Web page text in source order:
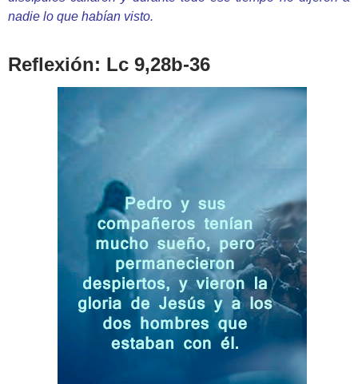
nadie lo que habían visto.
Reflexión: Lc 9,28b-36